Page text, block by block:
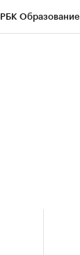
РБК Образование